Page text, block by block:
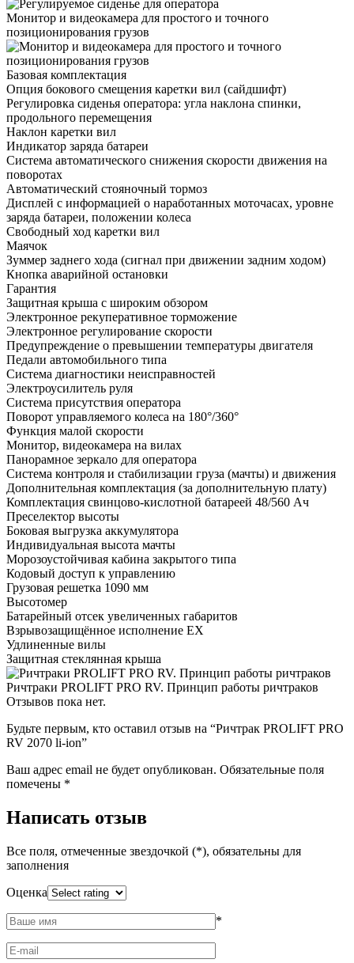
Монитор и видеокамера для простого и точного
позиционирования грузов
Базовая комплектация
Опция бокового смещения каретки вил (сайдшифт)
Регулировка сиденья оператора: угла наклона спинки,
продольного перемещения
Наклон каретки вил
Индикатор заряда батареи
Система автоматического снижения скорости движения на
поворотах
Автоматический стояночный тормоз
Дисплей с информацией о наработанных моточасах, уровне
заряда батареи, положении колеса
Свободный ход каретки вил
Маячок
Зуммер заднего хода (сигнал при движении задним ходом)
Кнопка аварийной остановки
Гарантия
Защитная крыша с широким обзором
Электронное рекуперативное торможение
Электронное регулирование скорости
Предупреждение о превышении температуры двигателя
Педали автомобильного типа
Система диагностики неисправностей
Электроусилитель руля
Система присутствия оператора
Поворот управляемого колеса на 180°/360°
Функция малой скорости
Монитор, видеокамера на вилах
Панорамное зеркало для оператора
Система контроля и стабилизации груза (мачты) и движения
Дополнительная комплектация (за дополнительную плату)
Комплектация свинцово-кислотной батареей 48/560 Ач
Преселектор высоты
Боковая выгрузка аккумулятора
Индивидуальная высота мачты
Морозоустойчивая кабина закрытого типа
Кодовый доступ к управлению
Грузовая решетка 1090 мм
Высотомер
Батарейный отсек увеличенных габаритов
Взрывозащищённое исполнение EX
Удлиненные вилы
Защитная стеклянная крыша
Ричтраки PROLIFT PRO RV. Принцип работы ричтраков
Отзывов пока нет.
Будьте первым, кто оставил отзыв на “Ричтрак PROLIFT PRO
RV 2070 li-ion”
Ваш адрес email не будет опубликован. Обязательные поля
помечены *
Написать отзыв
Все поля, отмеченные звездочкой (*), обязательны для
заполнения
Оценка
*